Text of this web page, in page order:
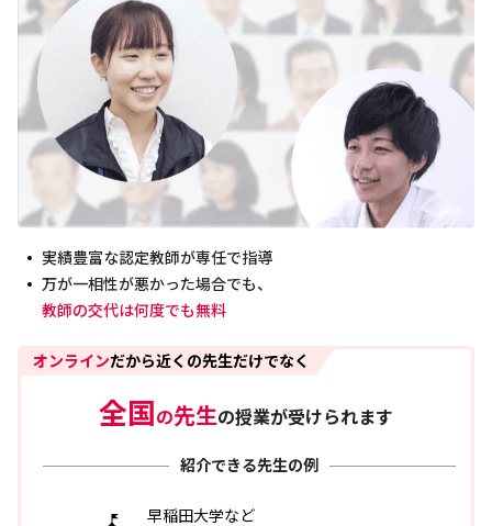
実績豊富な認定教師が専任で指導
万が一相性が悪かった場合でも、
教師の交代は何度でも無料
オンラインだから近くの先生だけでなく
全国 の先生の授業が受けられます
紹介できる先生の例
早稲田大学など